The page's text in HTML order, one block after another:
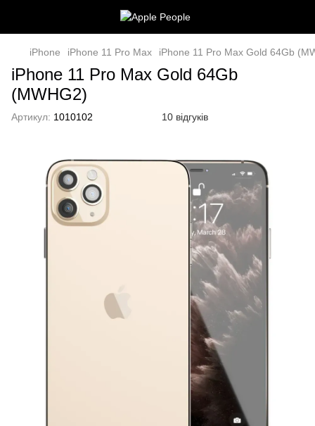
iPhone iPhone 11 Pro Max iPhone 11 Pro Max Gold 64Gb
iPhone 11 Pro Max Gold 64Gb
(MWHG2)
Артикул: 1010102 10 відгуків